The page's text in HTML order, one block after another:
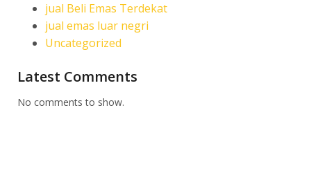
jual Beli Emas Terdekat
jual emas luar negri
Uncategorized
Latest Comments
No comments to show.